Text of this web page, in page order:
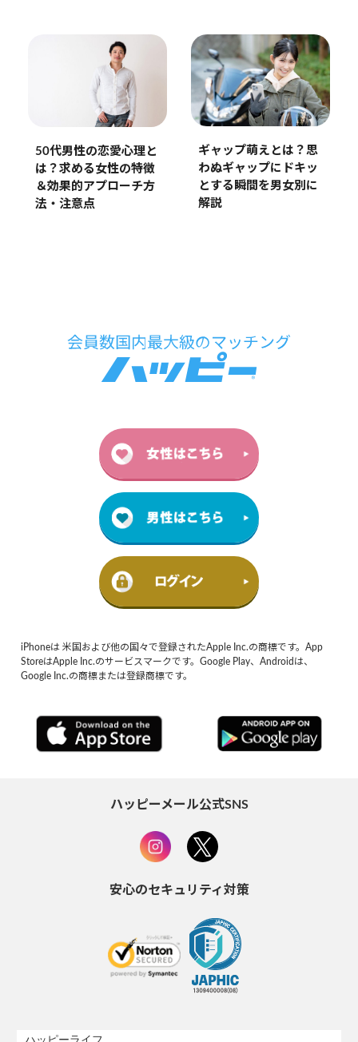
50代男性の恋愛心理と
は？求める女性の特徴
＆効果的アプローチ方
法・注意点
ギャップ萌えとは？思
わぬギャップにドキッ
とする瞬間を男女別に
解説
iPhoneは 米国および他の国々で登録されたApple Inc.の商標です。App
StoreはApple Inc.のサービスマークです。Google Play、Androidは、
Google Inc.の商標または登録商標です。
ハッピーメール公式SNS
安心のセキュリティ対策